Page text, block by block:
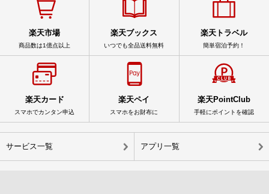
楽天市場
商品数は1億点以上
楽天ブックス
いつでも全品送料無料
楽天トラベル
簡単宿泊予約！
楽天カード
スマホでカンタン申込
楽天ペイ
スマホをお財布に
楽天PointClub
手軽にポイントを確認
サービス一覧 アプリ一覧